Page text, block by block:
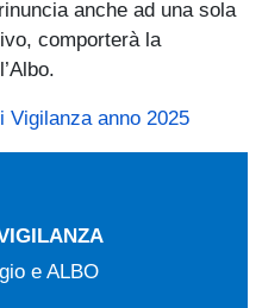
anche ad una sola
comporterà la
Vigilanza anno 2025
e ALBO